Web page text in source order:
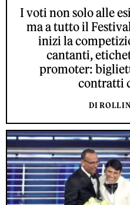
I voti non solo alle
ma a tutto il
inizi la
cantanti,
promoter:
contratti
DI